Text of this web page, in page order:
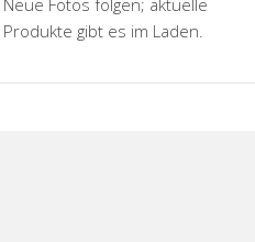
Neue Fotos folgen; aktuelle
Produkte gibt es im Laden.